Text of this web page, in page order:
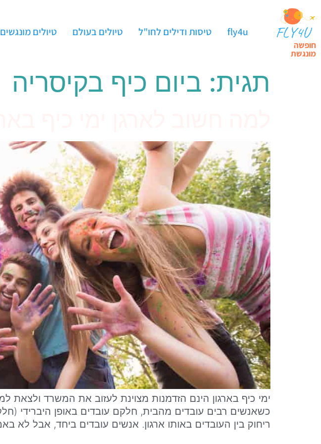
חופשה
מונגשת
fly4u טיסות ודילים לחו"ל טיולים בעולם טיולים
תגית: ביום כיף בקיסריה
ימי כיף בארגון הינם הזדמנות מצוינת לעזוב את המשרד ולצאת
כשאנשים רבים עובדים מהבית, חלקם עובדים באופן היברידי
ריחוק בין העובדים באותו ארגון. אנשים עובדים ביחד, אבל